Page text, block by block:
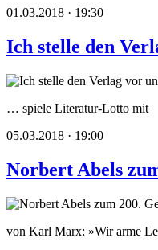
01.03.2018 · 19:30
Ich stelle den
… spiele Literatur-Lotto mit
05.03.2018 · 19:00
Norbert Abels
von Karl Marx: »Wir arme